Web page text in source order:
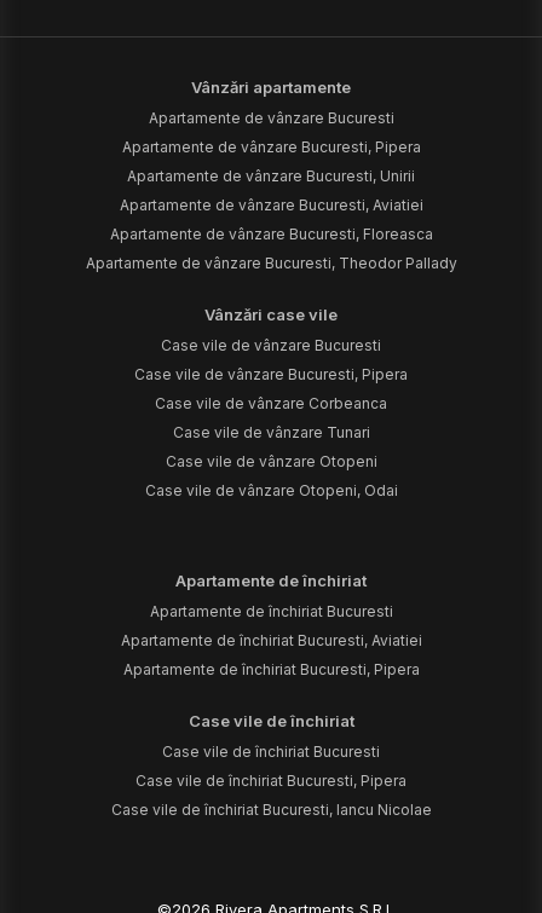
Vânzări apartamente
Apartamente de vânzare Bucuresti
Apartamente de vânzare Bucuresti, Pipera
Apartamente de vânzare Bucuresti, Unirii
Apartamente de vânzare Bucuresti, Aviatiei
Apartamente de vânzare Bucuresti, Floreasca
Apartamente de vânzare Bucuresti, Theodor Pallady
Vânzări case vile
Case vile de vânzare Bucuresti
Case vile de vânzare Bucuresti, Pipera
Case vile de vânzare Corbeanca
Case vile de vânzare Tunari
Case vile de vânzare Otopeni
Case vile de vânzare Otopeni, Odai
Apartamente de închiriat
Apartamente de închiriat Bucuresti
Apartamente de închiriat Bucuresti, Aviatiei
Apartamente de închiriat Bucuresti, Pipera
Case vile de închiriat
Case vile de închiriat Bucuresti
Case vile de închiriat Bucuresti, Pipera
Case vile de închiriat Bucuresti, Iancu Nicolae
©2026 Rivera Apartments S.R.L.